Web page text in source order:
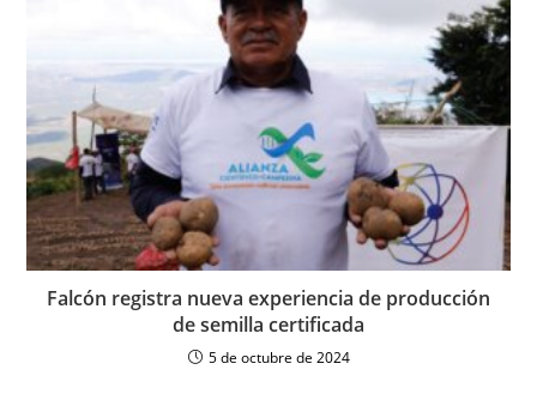
Falcón registra nueva experiencia de producción
de semilla certificada
5 de octubre de 2024